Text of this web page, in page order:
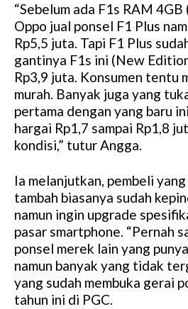
“Sebelum ada F1s RAM
Oppo jual ponsel F1 Plus
Rp5,5 juta. Tapi F1 Plus
gantinya F1s ini (New
Rp3,9 juta. Konsumen tentu
murah. Banyak juga yang
pertama dengan yang baru
hargai Rp1,7 sampai Rp1,8
kondisi,” tutur Angga.
Ia melanjutkan, pembeli
tambah biasanya sudah
namun ingin upgrade
pasar smartphone. “Pernah
ponsel merek lain yang
namun banyak yang tidak
yang sudah membuka gerai
tahun ini di PGC.